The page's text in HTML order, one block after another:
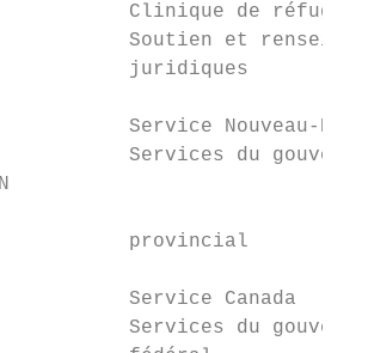
Clinique de
Soutien et
juridiques
Service Nouveau-
Services du
provincial
Service Canada
Services du